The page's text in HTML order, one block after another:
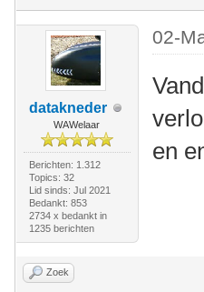
datakneder
WAWelaar
Berichten: 1.312
Topics: 32
Lid sinds: Jul 2021
Bedankt: 853
2734 x bedankt in
1235 berichten
02-
en
Zoek